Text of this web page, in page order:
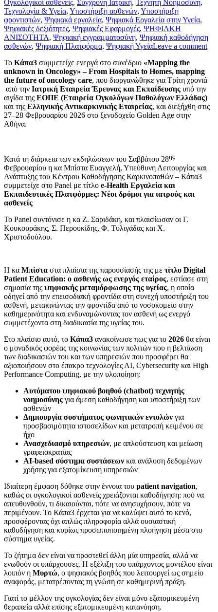
Ογκολογικοί ασθενείς, Σύγχρονη Ιατρική, Τεχνητή Νοημοσύνη,
Τεχνολογία & Υγεία, Υποστήριξη ασθενών, Υποστήριξη
φροντιστών, Ψηφιακά εργαλεία, Ψηφιακά Εργαλεία στην Υγεία,
Ψηφιακές δεξιότητες, Ψηφιακές Εφαρμογές, ΨΗΦΙΑΚΗ
ΑΝΙΣΟΤΗΤΑ, Ψηφιακή εγγραμματοσύνη, Ψηφιακή καθοδήγηση
ασθενών, Ψηφιακή Πλατφόρμα, Ψηφιακή ΥγείαLeave a comment
Το Κάπα3 συμμετείχε ενεργά στο συνέδριο «Mapping the
unknown in Oncology» –From Hospitals to Homes, mapping
the future ofoncology care, που διοργανώθηκε για Τρίτη χρονιά
από την Ιατρική Εταιρεία Έρευνας και Εκπαίδευσης υπό την
αιγίδα της ΕΟΠΕ (Εταιρεία Ογκολόγων Παθολόγων Ελλάδας)
και της Ελληνικής Αντικαρκινικής Εταιρείας, και διεξήχθη στις
27–28 Φεβρουαρίου 2026 στο ξενοδοχείο Golden Age στην
Αθήνα.
Κατά τη διάρκεια των εκδηλώσεων του Σαββάτου 28ης
Φεβρουαρίου η κα Μπίστα Ευαγγελή, Υπεύθυνη Λειτουργίας και
Ανάπτυξης του Κέντρου Καθοδήγησης Καρκινοπαθών – Κάπα3
συμμετείχε στο Panel με τίτλο e-Health Εργαλεία και
Εκπαιδευτικές Πλατφόρμες: Νέοι δρόμοι για ιατρούς και
ασθενείς
Το Panel συντόνισε η κα Ζ. Σαριδάκη, και πλαισίωσαν οι Γ.
Κουκουράκης, Σ. Περουκίδης, Φ. Τυλιγάδας και Χ.
Χριστοδούλου.
Η κα Μπίστα στα πλαίσια της παρουσίασής της με τίτλο Digital
Patient Education: ο ασθενής ως ενεργός εταίρος, εστίασε στη
σημασία της ψηφιακής μεταμόρφωσης της υγείας, η οποία
οδηγεί από την επεισοδιακή φροντίδα στη συνεχή υποστήριξη του
ασθενή, μετακινώντας την φροντίδα από το νοσοκομείο στην
καθημερινότητα και ενδυναμώνοντας τον ασθενή ως ενεργό
συμμετέχοντα στη διαδικασία της υγείας του.
Στο πλαίσιο αυτό, το Κάπα3 ανακοίνωσε πως για το 2026 θα είναι
ο μοναδικός φορέας της κοινωνίας των πολιτών που η βελτίωση
των διαδικασιών του και των υπηρεσιών που προσφέρει θα
αξιοποιήσουν στο έπακρο τεχνολογίες ΑΙ, Cybersecurity και High
Performance Computing, με την υλοποίηση:
Αυτόματου ψηφιακού βοηθού (chatbot) τεχνητής
νοημοσύνης για άμεση καθοδήγηση και υποστήριξη των
ασθενών
Δημιουργία συστήματος φωνητικών εντολών για
προσβασιμότητα ιστοσελίδων και μετατροπή κειμένου σε
ήχο
Ανασχεδιασμό υπηρεσιών, με απλούστευση και μείωση
γραφειοκρατίας
AI-based σύστημα συστάσεων και ανάλυση δεδομένων
χρήσης για εξατομίκευση υπηρεσιών
Ιδιαίτερη έμφαση δόθηκε στην έννοια του patient navigation,
καθώς οι ογκολογικοί ασθενείς χρειάζονται καθοδήγηση: πού να
απευθυνθούν, τι δικαιούνται, πότε να ανησυχήσουν, πότε να
περιμένουν. Το Κάπα3 έρχεται για να καλύψει αυτό το κενό,
προσφέροντας όχι απλώς πληροφορία αλλά ουσιαστική
καθοδήγηση και κυρίως προσωποποιημένη πλοήγηση μέσα στο
σύστημα υγείας.
Το ζήτημα δεν είναι να προστεθεί άλλη μία υπηρεσία, αλλά να
ενωθούν οι υπάρχουσες. Η εξέλιξη του υπάρχοντος μοντέλου είναι
λοιπόν η Μυρτώ, ο ψηφιακός βοηθός που λειτουργεί ως σημείο
αναφοράς, μετατρέποντας τη γνώση σε καθημερινή πράξη.
Γιατί το μέλλον της ογκολογίας δεν είναι μόνο εξατομικευμένη
θεραπεία αλλά επίσης εξατομικευμένη κατανόηση.